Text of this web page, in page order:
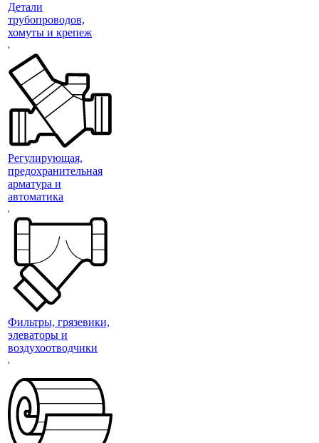
Детали
трубопроводов,
хомуты и крепеж
Регулирующая,
предохранительная
арматура и
автоматика
Фильтры, грязевики,
элеваторы и
воздухоотводчики